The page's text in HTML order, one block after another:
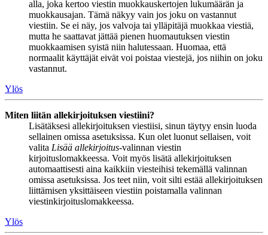
alla, joka kertoo viestin muokkauskertojen lukumäärän ja
muokkausajan. Tämä näkyy vain jos joku on vastannut
viestiin. Se ei näy, jos valvoja tai ylläpitäjä muokkaa viestiä,
mutta he saattavat jättää pienen huomautuksen viestin
muokkaamisen syistä niin halutessaan. Huomaa, että
normaalit käyttäjät eivät voi poistaa viestejä, jos niihin on joku
vastannut.
Ylös
Miten liitän allekirjoituksen viestiini?
Lisätäksesi allekirjoituksen viestiisi, sinun täytyy ensin luoda
sellainen omissa asetuksissa. Kun olet luonut sellaisen, voit
valita Lisää allekirjoitus-valinnan viestin
kirjoituslomakkeessa. Voit myös lisätä allekirjoituksen
automaattisesti aina kaikkiin viesteihisi tekemällä valinnan
omissa asetuksissa. Jos teet niin, voit silti estää allekirjoituksen
liittämisen yksittäiseen viestiin poistamalla valinnan
viestinkirjoituslomakkeessa.
Ylös